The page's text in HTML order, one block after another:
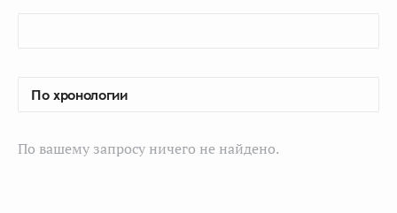
По вашему запросу ничего не найдено.